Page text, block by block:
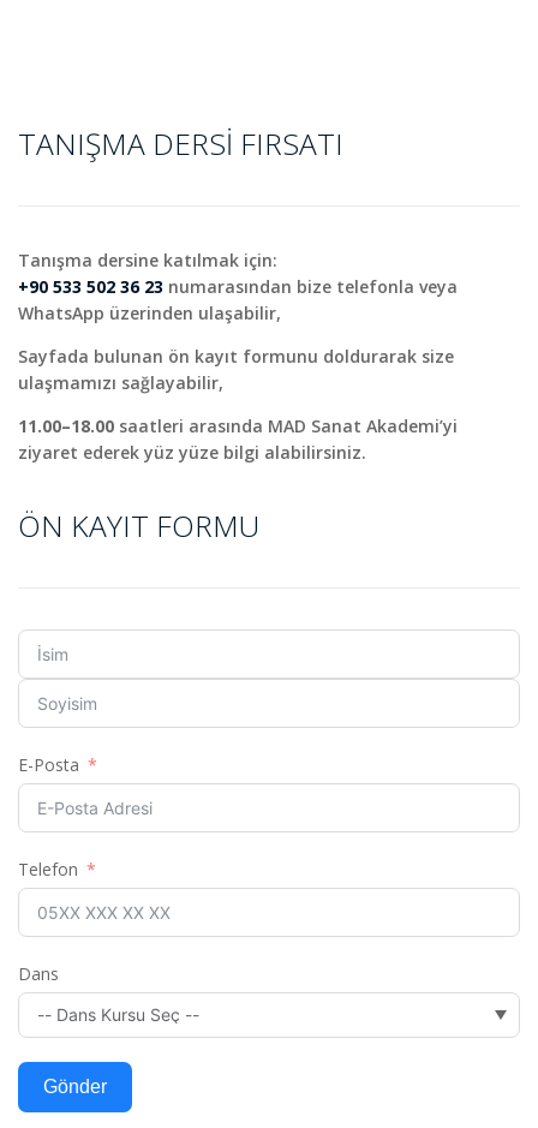
TANIŞMA DERSI FIRSATI
Tanışma dersine katılmak için:
+90 533 502 36 23 numarasından bize telefonla veya
WhatsApp üzerinden ulaşabilir,
Sayfada bulunan ön kayıt formunu doldurarak size
ulaşmamızı sağlayabilir,
11.00–18.00 saatleri arasında MAD Sanat Akademi’yi
ziyaret ederek yüz yüze bilgi alabilirsiniz.
ÖN KAYIT FORMU
E-Posta
Telefon
Dans
Gönder